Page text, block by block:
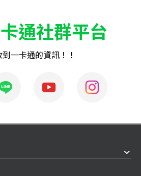
通社群平台
到一卡通的資訊！！